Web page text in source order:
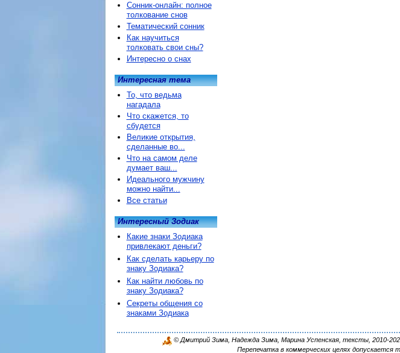
Сонник-онлайн: полное
толкование снов
Тематический сонник
Как научиться
толковать свои сны?
Интересно о снах
Интересная тема
То, что ведьма
нагадала
Что скажется, то
сбудется
Великие открытия,
сделанные во...
Что на самом деле
думает ваш...
Идеального мужчину
можно найти...
Все статьи
Интересный Зодиак
Какие знаки Зодиака
привлекают деньги?
Как сделать карьеру по
знаку Зодиака?
Как найти любовь по
знаку Зодиака?
Секреты общения со
знаками Зодиака
© Дмитрий Зима, Надежда Зима, Марина Успенская, тексты, 2010-
Перепечатка в коммерческих целях допускается